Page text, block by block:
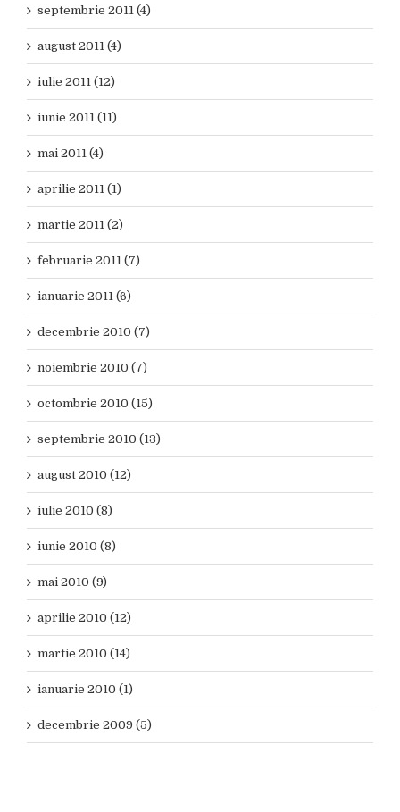
septembrie 2011 (4)
august 2011 (4)
iulie 2011 (12)
iunie 2011 (11)
mai 2011 (4)
aprilie 2011 (1)
martie 2011 (2)
februarie 2011 (7)
ianuarie 2011 (6)
decembrie 2010 (7)
noiembrie 2010 (7)
octombrie 2010 (15)
septembrie 2010 (13)
august 2010 (12)
iulie 2010 (8)
iunie 2010 (8)
mai 2010 (9)
aprilie 2010 (12)
martie 2010 (14)
ianuarie 2010 (1)
decembrie 2009 (5)